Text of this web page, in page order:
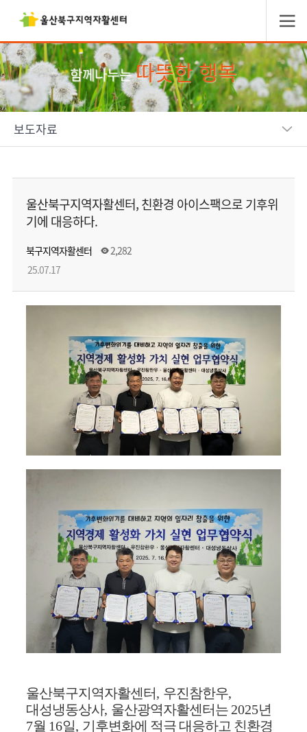
함께나누는따뜻한 행복
보도자료
울산북구지역자활센터, 친환경 아이스팩으로 기후위
기에 대응하다.
북구지역자활센터
2,282
25.07.17
울산북구지역자활센터, 우진참한우,
대성냉동상사, 울산광역자활센터는 2025년
7월 16일, 기후변화에 적극 대응하고 친환경